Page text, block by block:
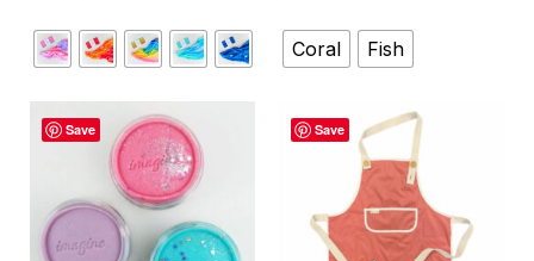
Coral Fish
Save Save